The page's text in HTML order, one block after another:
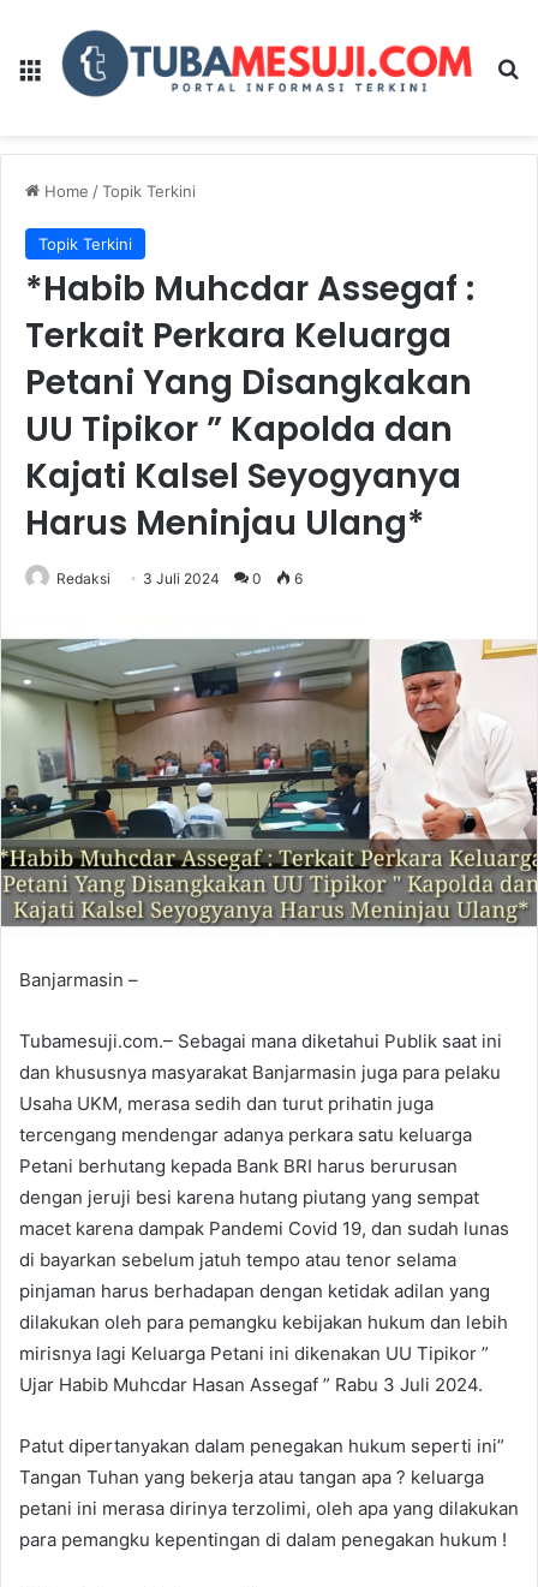
Menu
Home /Topik Terkini
Topik Terkini
*Habib Muhcdar Assegaf :
Terkait Perkara Keluarga
Petani Yang Disangkakan
UU Tipikor ” Kapolda dan
Kajati Kalsel Seyogyanya
Harus Meninjau Ulang*
Redaksi 3 Juli 2024 0 6
Banjarmasin –
Tubamesuji.com.– Sebagai mana diketahui Publik saat ini
dan khususnya masyarakat Banjarmasin juga para pelaku
Usaha UKM, merasa sedih dan turut prihatin juga
tercengang mendengar adanya perkara satu keluarga
Petani berhutang kepada Bank BRI harus berurusan
dengan jeruji besi karena hutang piutang yang sempat
macet karena dampak Pandemi Covid 19, dan sudah lunas
di bayarkan sebelum jatuh tempo atau tenor selama
pinjaman harus berhadapan dengan ketidak adilan yang
dilakukan oleh para pemangku kebijakan hukum dan lebih
mirisnya lagi Keluarga Petani ini dikenakan UU Tipikor ”
Ujar Habib Muhcdar Hasan Assegaf ” Rabu 3 Juli 2024.
Patut dipertanyakan dalam penegakan hukum seperti ini”
Tangan Tuhan yang bekerja atau tangan apa ? keluarga
petani ini merasa dirinya terzolimi, oleh apa yang dilakukan
para pemangku kepentingan di dalam penegakan hukum !